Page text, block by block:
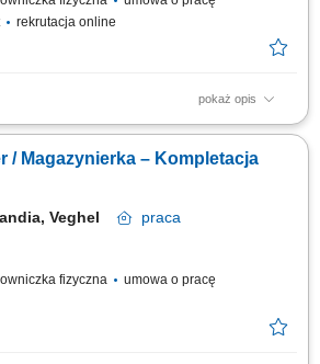
rekrutacja online
pokaż opis
zamówień przy użyciu skanera lub
wózków magazynowych typu EPT oraz
Zabezpieczanie palet i
/ Magazynierka – Kompletacja
Veghel
praca
fizyczna
umowa o pracę